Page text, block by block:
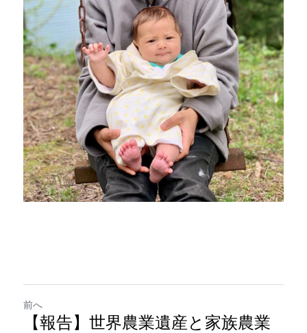
前へ
【報告】世界農業遺産と家族農業